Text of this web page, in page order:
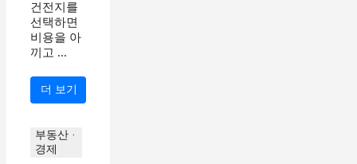
건전지를
선택하면
비용을 아
끼고 ...
더 보기
부동산 ·
경제